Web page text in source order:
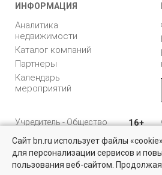
Недвижимость для бизнеса
Большой выбор актуальных объектов
ИНФОРМАЦИЯ
Аналитика
недвижимости
Каталог компаний
Партнеры
Календарь
мероприятий
Учредитель - Общество
ответственностью
"Управляющая
компания "Бюллетень
недвижимости"
16+
Сайт bn.ru использует файлы
для персонализации сервисов и
пользования веб-сайтом.